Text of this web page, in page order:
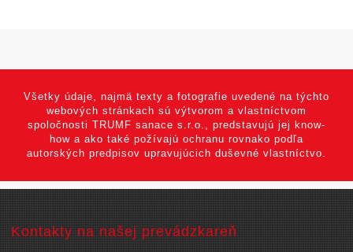
Všetky údaje, najmä texty a fotografie uvedené na týchto
webových stránkach sú výtvorom a vlastníctvom
spoločnosti TRUMF sanace s.r.o., predstavujú jej know-
how a ako také požívajú ochranu rovnako podľa
autorských predpisov upravujúcich duševné vlastníctvo.
Kontakty na našej prevádzkareň